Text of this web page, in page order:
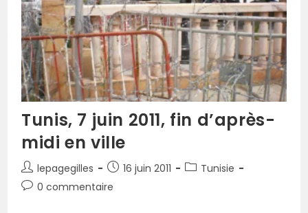
Tunis, 7 juin 2011, fin d’après-
midi en ville
lepagegilles 16 juin 2011
Tunisie
0 commentaire